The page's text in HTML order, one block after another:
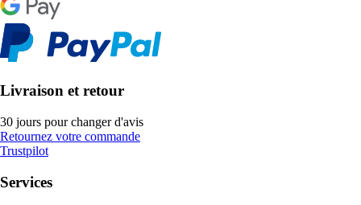
Livraison et retour
30 jours pour changer d'avis
Retournez votre commande
Trustpilot
Services